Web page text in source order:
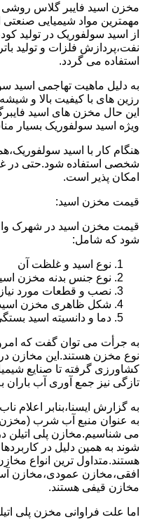
مخزن اسید فایبر گلاس روشی
مهمترین مواد شیمیایی
از اسید سولفوریک در تولید
نفت،پردازش فلزات و تولید
استفاده می گردد.
به دلیل ماهیت تهاجمی اسید
رزین های با کیفیت بالا و
این حال مخزن های اسید
ویژه اسید سولفوریک بسیار
هنگام کار با اسید
شخصی استفاده شود.حتی در
امکان پذیر است.
قیمت مخزن اسید:
قیمت مخزن اسید در شهرک
شود که شامل:
نوع اسید و غلظت آن
نوع جنس بدنه مخزن
نصب و قطعات مورد نیاز
شکل ظاهری مخزن
دما و دانسیته اسید
به جرأت می توان گفت که
نوع مخزن هستند.این مخازن
کشاورزی گرفته تا صنایع
تازگی نیز جمع آوری آب باران
به گزارش ایسنا،بنابر اعلام
به عنوان منبع آب شرب (مخزن
می شناسیم.مخازن پلی اتیلن
شوند به همین دلیل در
هستند.متداول ترین انواع
افقی،مخازن عمودی،مخازن
مخازن قیفی هستند.
اما علت فراوانی مخزن پلی